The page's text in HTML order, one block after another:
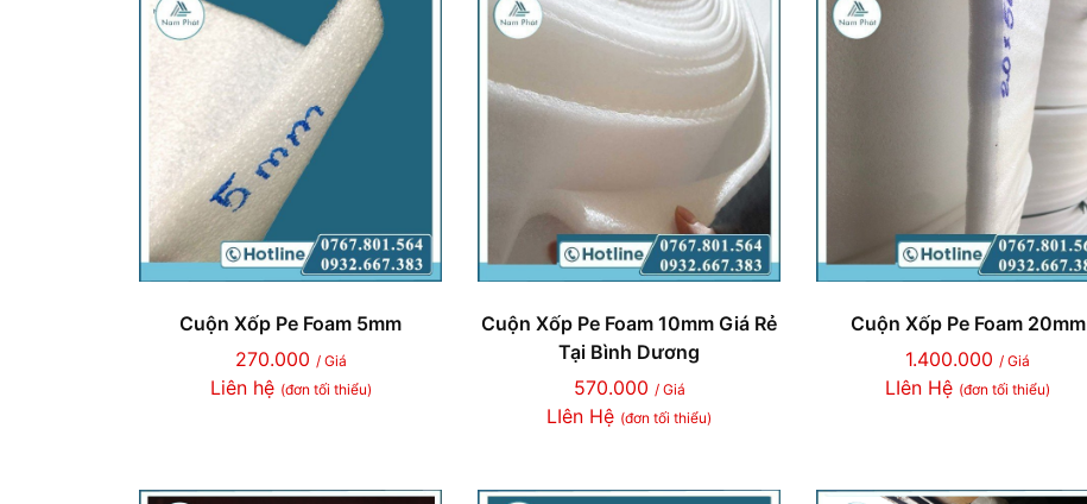
Cuộn Xốp Pe Foam 5mm
270.000 / Giá
Liên hệ (đơn tối thiểu)
Cuộn Xốp Pe Foam 10mm Giá Rẻ
Tại Bình Dương
570.000 / Giá
LIên Hệ (đơn tối thiểu)
Cuộn Xốp Pe Foam 20mm
1.400.000 / Giá
LIên Hệ (đơn tối thiểu)